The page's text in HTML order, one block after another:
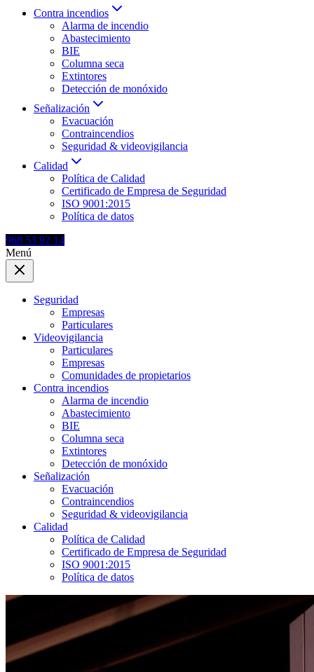
Contra incendios
Alarma de incendio
Abastecimiento
BIE
Columna seca
Extintores
Detección de monóxido
Señalización
Evacuación
Contraincendios
Seguridad & videovigilancia
Calidad
Política de Calidad
Certificado de Empresa de Seguridad
ISO 9001:2015
Política de datos
968 53 92 14
Menú
Seguridad
Empresas
Particulares
Videovigilancia
Particulares
Empresas
Comunidades de propietarios
Contra incendios
Alarma de incendio
Abastecimiento
BIE
Columna seca
Extintores
Detección de monóxido
Señalización
Evacuación
Contraincendios
Seguridad & videovigilancia
Calidad
Política de Calidad
Certificado de Empresa de Seguridad
ISO 9001:2015
Política de datos